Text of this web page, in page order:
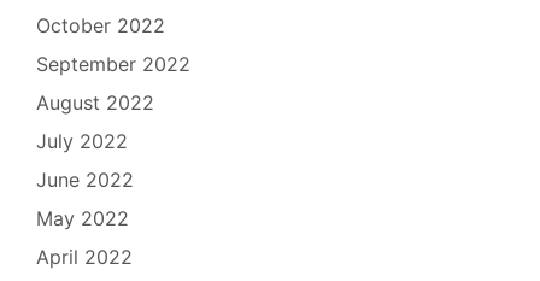
October 2022
September 2022
August 2022
July 2022
June 2022
May 2022
April 2022